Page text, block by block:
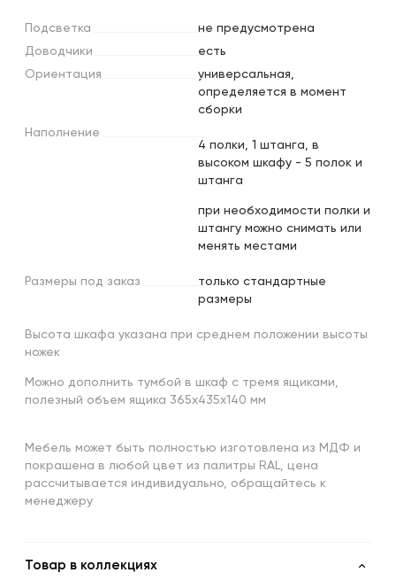
Подсветка
не предусмотрена
Доводчики
есть
Ориентация
универсальная,
определяется в момент
сборки
Наполнение
4 полки, 1 штанга, в
высоком шкафу - 5 полок и
штанга
при необходимости полки и
штангу можно снимать или
менять местами
Размеры под заказ
только стандартные
размеры
Высота шкафа указана при среднем положении высоты
ножек
Можно дополнить тумбой в шкаф с тремя ящиками,
полезный объем ящика 365х435х140 мм
Мебель может быть полностью изготовлена из МДФ и
покрашена в любой цвет из палитры RAL, цена
рассчитывается индивидуально, обращайтесь к
менеджеру
Товар в коллекциях